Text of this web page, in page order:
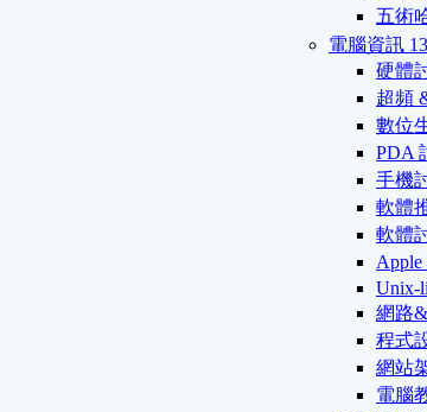
五術
電腦資訊 13
硬體
超頻
數位
PDA
手機
軟體
軟體
Unix-
網路
程式
網站
電腦